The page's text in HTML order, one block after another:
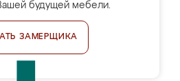
будущей мебели.
ЗАМЕРЩИКА